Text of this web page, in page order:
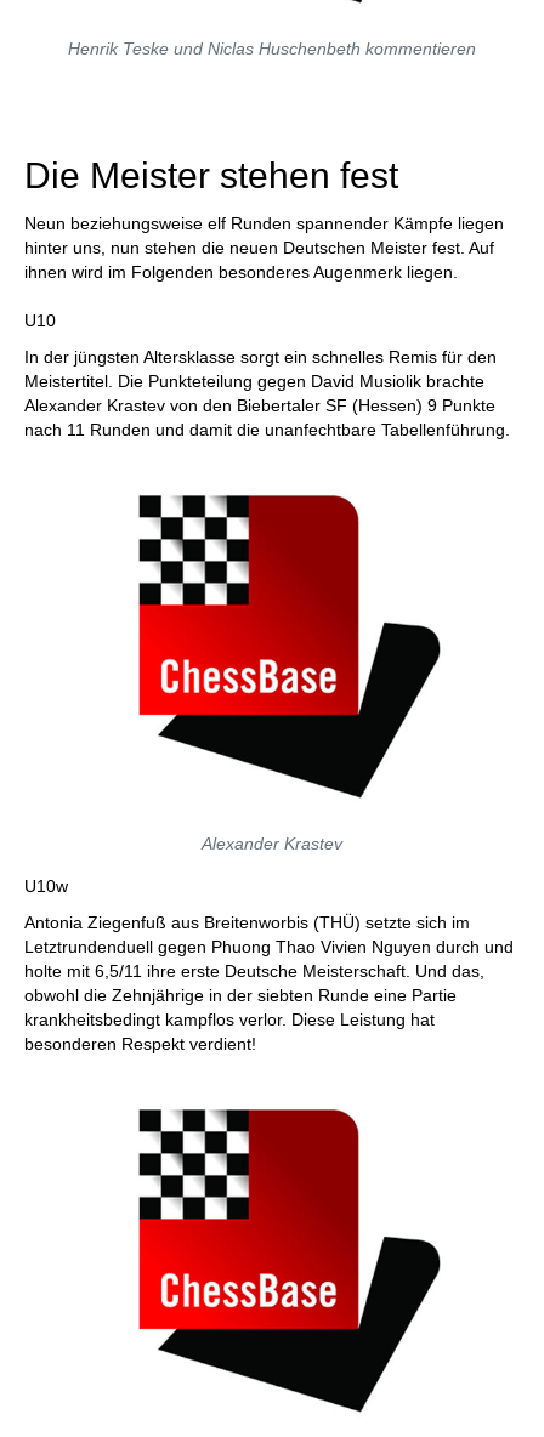
Henrik Teske und Niclas Huschenbeth kommentieren
Die Meister stehen fest
Neun beziehungsweise elf Runden spannender Kämpfe liegen
hinter uns, nun stehen die neuen Deutschen Meister fest. Auf
ihnen wird im Folgenden besonderes Augenmerk liegen.
U10
In der jüngsten Altersklasse sorgt ein schnelles Remis für den
Meistertitel. Die Punkteteilung gegen David Musiolik brachte
Alexander Krastev von den Biebertaler SF (Hessen) 9 Punkte
nach 11 Runden und damit die unanfechtbare Tabellenführung.
Alexander Krastev
U10w
Antonia Ziegenfuß aus Breitenworbis (THÜ) setzte sich im
Letztrundenduell gegen Phuong Thao Vivien Nguyen durch und
holte mit 6,5/11 ihre erste Deutsche Meisterschaft. Und das,
obwohl die Zehnjährige in der siebten Runde eine Partie
krankheitsbedingt kampflos verlor. Diese Leistung hat
besonderen Respekt verdient!